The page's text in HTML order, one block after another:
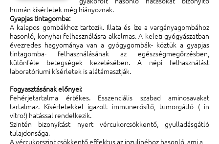
humán kísérletek még hiányoznak.
Gyapjas tintagomba:
A kalapos gombákhoz tartozik. Illata és íze a vargányagombához
hasonló, konyhai felhasználásra alkalmas. A keleti gyógyászatban
évezredes hagyománya van a gyógygombák- köztük a gyapjas
tintagomba- felhasználásának az egészségmegőrzésben,
különféle betegségek kezelésében. A népi felhasználást
laboratóriumi kísérletek is alátámasztják.
Fogyasztásának előnyei:
Fehérjetartalma értékes. Esszenciális szabad aminosavakat
tartalmaz. Kísérletekkel igazolt immunerősítő, tumorgátló ( in
vitro!) hatással rendelkezik.
Szintén bizonyítást nyert vércukorcsökkentő, gyulladásgátló
tulajdonsága.
A vércukorszint csökkentő effektus az inzulinéhoz hasonló, ami a